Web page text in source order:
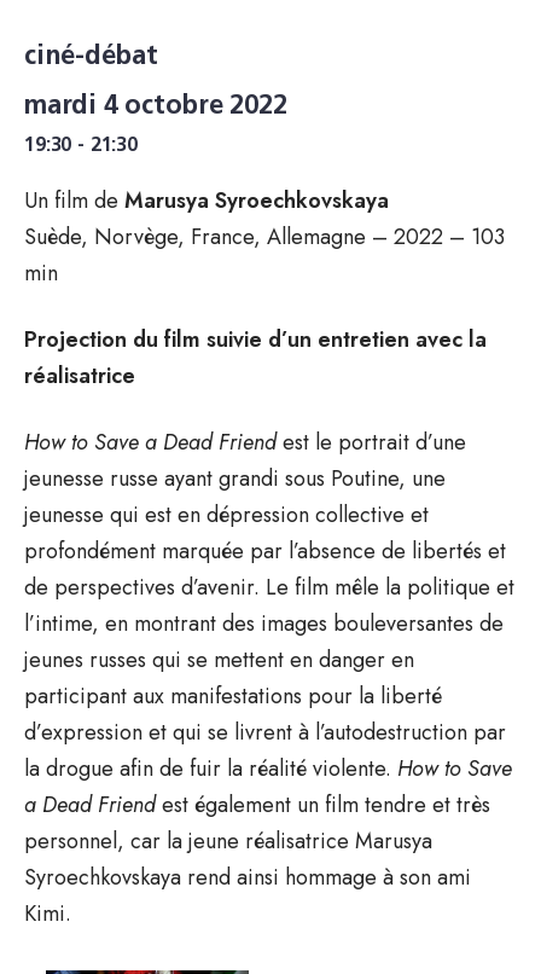
ciné-débat
mardi 4 octobre 2022
19:30 - 21:30
Un film de Marusya Syroechkovskaya
Suède, Norvège, France, Allemagne – 2022 – 103
min
Projection du film suivie d’un entretien avec la
réalisatrice
How to Save a Dead Friendest le portrait d’une
jeunesse russe ayant grandi sous Poutine, une
jeunesse qui est en dépression collective et
profondément marquée par l’absence de libertés et
de perspectives d’avenir. Le film mêle la politique et
l’intime, en montrant des images bouleversantes de
jeunes russes qui se mettent en danger en
participant aux manifestations pour la liberté
d’expression et qui se livrent à l’autodestruction par
la drogue afin de fuir la réalité violente. How to Save
a Dead Friendest également un film tendre et très
personnel, car la jeune réalisatrice Marusya
Syroechkovskaya rend ainsi hommage à son ami
Kimi.